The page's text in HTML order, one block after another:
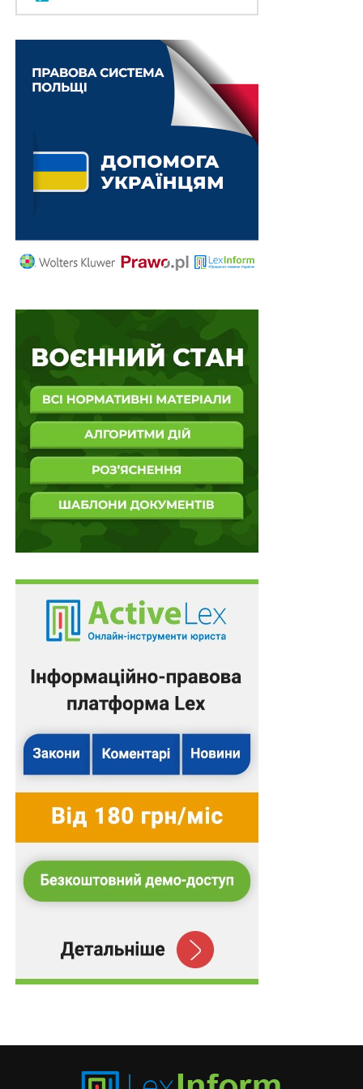
обґрунтовуючи позов у цій справі.
За висновками судів, з якими погодився і Верховний
Суд, позивач помилково стверджував про мету
укладення ним кредитного договору, вважаючи його
наслідком необхідність укладення договору поруки, в
той час як всі докази, наявні в матеріалах справи,
підтверджують зворотне – отримання кредиту
відбулося не внаслідок отримання ним кредиту, а
внаслідок його вільного волевиявлення
Схожі статті:
Відсутність точних даних про учасників та
спосіб незаконного перетину кордону не
означає…
Автоматичний запис телефонних розмов
програмою, яку особа встановила на свій
Ні суд, ні особа, якій інкриміновано ухилення
від сплати податків, не повинні самостійно…
Не допускається призначення покарання у виді
ухвалення…
Наявність двох взаємопов’язаних розписок про
позику та про обов’язок передати майно після…
ПОВ'ЯЗАНІ ТЕМИ: ВЕРХОВНИЙ СУД УКРАЇНИ
ПРИВАТБАНК
ТОВ ЦК УКРАЇНИ
Виключення із мотивувальної частини вироку
доказів у провадженні
НЕ ПРОПУСТІТЬ
обґрунтовувати як обставини знижують
тяжкість вчиненого кримінального
правопорушення